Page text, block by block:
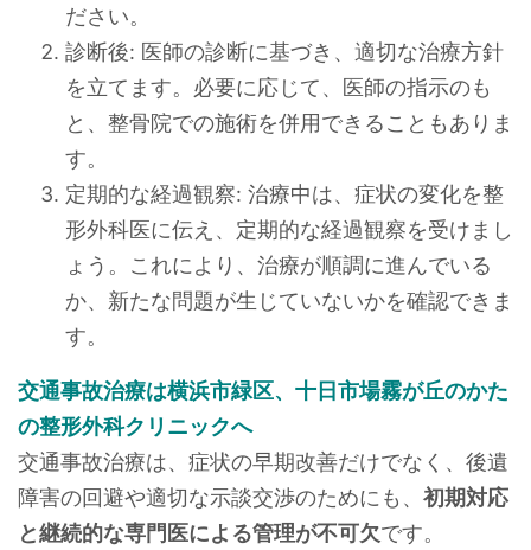
ださい。
診断後: 医師の診断に基づき、適切な治療方針
を立てます。必要に応じて、医師の指示のも
と、整骨院での施術を併用できることもありま
す。
定期的な経過観察: 治療中は、症状の変化を整
形外科医に伝え、定期的な経過観察を受けまし
ょう。これにより、治療が順調に進んでいる
か、新たな問題が生じていないかを確認できま
す。
交通事故治療は横浜市緑区、十日市場霧が丘のかた
の整形外科クリニックへ
交通事故治療は、症状の早期改善だけでなく、後遺
障害の回避や適切な示談交渉のためにも、 初期対応
と継続的な専門医による管理が不可欠です。